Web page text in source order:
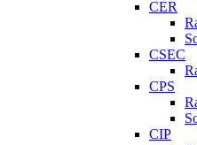
CER
CSEC
CPS
CIP